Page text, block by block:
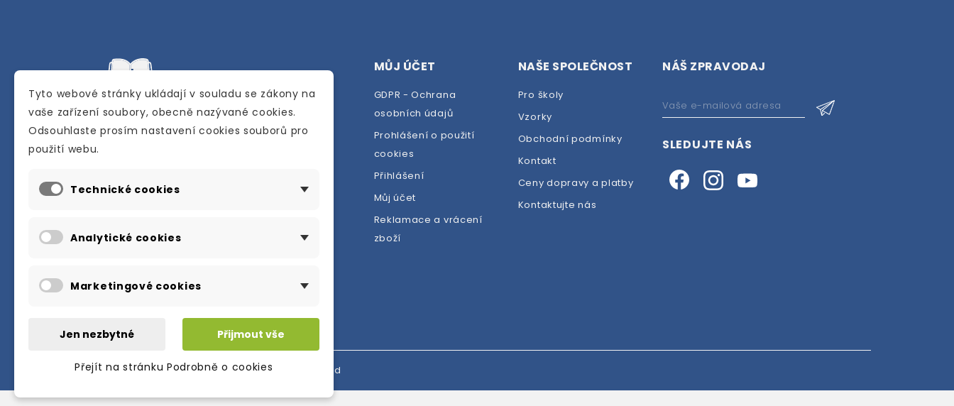
Internetové a kamenné knihkupectví se
anglického jazyka.
Karly Machové 48 Beroun 266 01
info@englishbooks.cz
MŮJ ÚČET
GDPR - Ochrana
osobních údajů
Prohlášení o použití
cookies
Přihlášení
Můj účet
Reklamace a vrácení
zboží
NAŠE SPOLEČNOST
Pro školy
Vzorky
Obchodní podmínky
Kontakt
Ceny dopravy a platby
Kontaktujte nás
NÁŠ ZPRAVODAJ
SLEDUJTE NÁS
© 2026・englishbooks.cz・all rights reserved
Tyto webové stránky ukládají v souladu se zákony na
vaše zařízení soubory, obecně nazývané cookies.
Odsouhlaste prosím nastavení cookies souborů pro
použití webu.
Technické cookies
Analytické cookies
Marketingové cookies
Jen nezbytné Přijmout vše
Přejít na stránku Podrobně o cookies